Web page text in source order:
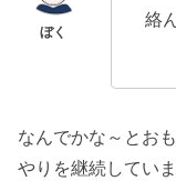
絡
なんでかな～とお
やりを継続していま